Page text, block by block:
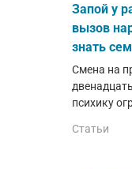
Запой у
вызов
знать
Смена на
психику
Статьи